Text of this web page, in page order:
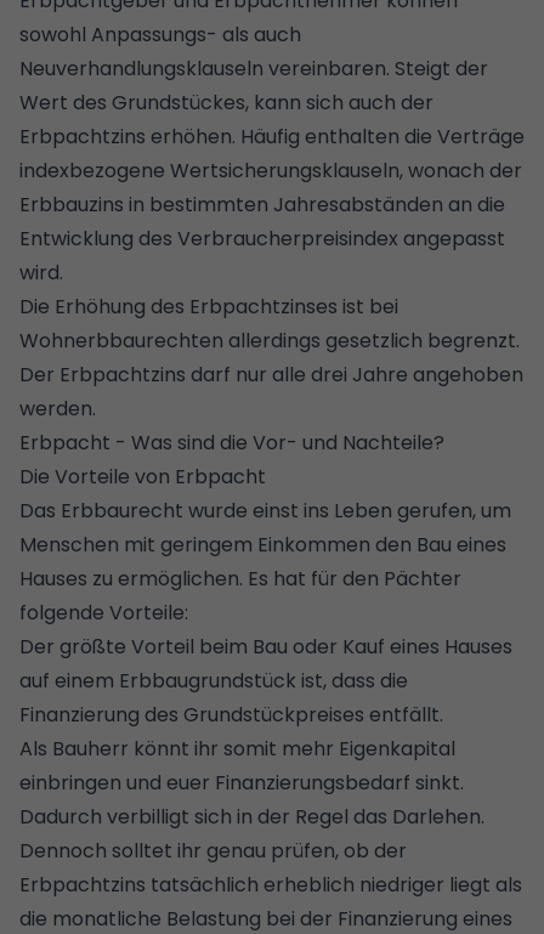
sowohl Anpassungs- als auch
Neuverhandlungsklauseln vereinbaren. Steigt der
Wert des Grundstückes, kann sich auch der
Erbpachtzins erhöhen. Häufig enthalten die Verträge
indexbezogene Wertsicherungsklauseln, wonach der
Erbbauzins in bestimmten Jahresabständen an die
Entwicklung des Verbraucherpreisindex angepasst
wird.
Die Erhöhung des Erbpachtzinses ist bei
Wohnerbbaurechten allerdings gesetzlich begrenzt.
Der Erbpachtzins darf nur alle drei Jahre angehoben
werden.
Erbpacht - Was sind die Vor- und Nachteile?
Die Vorteile von Erbpacht
Das Erbbaurecht wurde einst ins Leben gerufen, um
Menschen mit geringem Einkommen den Bau eines
Hauses zu ermöglichen. Es hat für den Pächter
folgende Vorteile:
Der größte Vorteil beim Bau oder Kauf eines Hauses
auf einem Erbbaugrundstück ist, dass die
Finanzierung des Grundstückpreises entfällt.
Als Bauherr könnt ihr somit mehr Eigenkapital
einbringen und euer Finanzierungsbedarf sinkt.
Dadurch verbilligt sich in der Regel das Darlehen.
Dennoch solltet ihr genau prüfen, ob der
Erbpachtzins tatsächlich erheblich niedriger liegt als
die monatliche Belastung bei der Finanzierung eines